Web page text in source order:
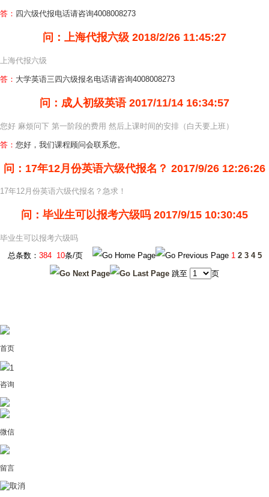
答： 四六级代报电话请咨询4008008273
问：上海代报六级 2018/2/26 11:45:27
上海代报六级
答： 大学英语三四六级报名电话请咨询4008008273
问：成人初级英语 2017/11/14 16:34:57
您好 麻烦问下 第一阶段的费用 然后上课时间的安排（白天要上班）
答： 您好，我们课程顾问会联系您。
问：17年12月份英语六级代报名？ 2017/9/26 12:26:26
17年12月份英语六级代报名？急求！
问：毕业生可以报考六级吗 2017/9/15 10:30:45
毕业生可以报考六级吗
总条数： 384 10条/页 1 2 3 4 5
跳至
页
首页
1
咨询
微信
留言